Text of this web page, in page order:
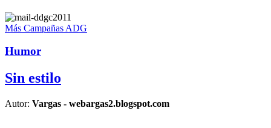
Más Campañas ADG
Humor
Sin estilo
Autor: Vargas - webargas2.blogspot.com